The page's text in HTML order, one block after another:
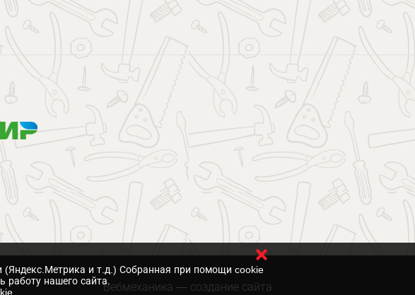
Вебмеханика — создание сайта
(Яндекс.Метрика и т.д.) Собранная при помощи cookie
нашего сайта.